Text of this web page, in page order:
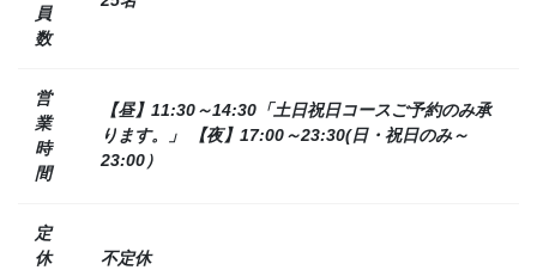
員
数
営
業
時
間
【昼】11:30～14:30「土日祝日コースご予約のみ承
ります。」
【夜】17:00～23:30(日・祝日のみ～
23:00）
定
休
不定休